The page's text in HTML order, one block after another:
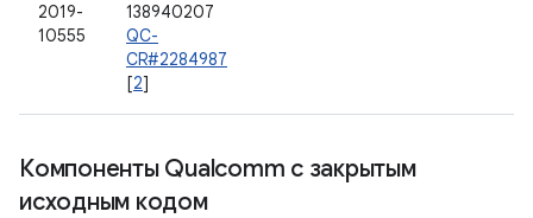
2019-
10555
138940207
QC-
CR#2284987
[2]
Компоненты Qualcomm с закрытым
исходным кодом